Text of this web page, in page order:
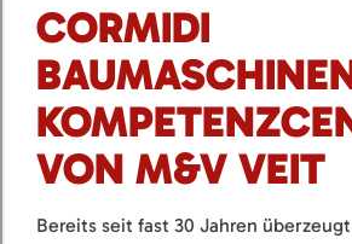
CORMIDI
VON M&V VEIT
Bereits seit fast 30 Jahren